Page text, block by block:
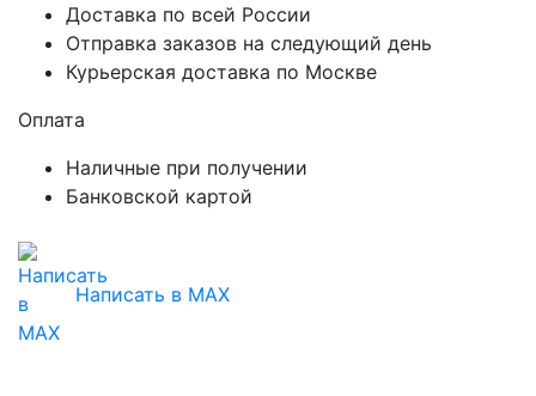
Доставка по всей России
Отправка заказов на следующий день
Курьерская доставка по Москве
Оплата
Наличные при получении
Банковской картой
Написать в MAX